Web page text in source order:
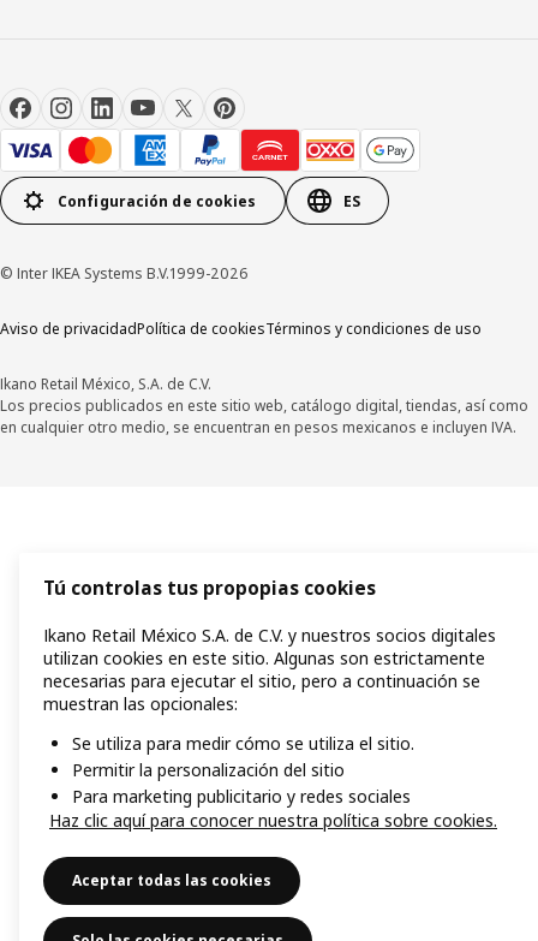
Configuración de cookies ES
© Inter IKEA Systems B.V.1999-2026
Aviso de privacidadPolítica de cookiesTérminos y condiciones de uso
Ikano Retail México, S.A. de C.V.
Los precios publicados en este sitio web, catálogo digital, tiendas, así como
en cualquier otro medio, se encuentran en pesos mexicanos e incluyen IVA.
Tú controlas tus propopias cookies
Ikano Retail México S.A. de C.V. y nuestros socios digitales
utilizan cookies en este sitio. Algunas son estrictamente
necesarias para ejecutar el sitio, pero a continuación se
muestran las opcionales:
Se utiliza para medir cómo se utiliza el sitio.
Permitir la personalización del sitio
Para marketing publicitario y redes sociales
Haz clic aquí para conocer nuestra política sobre cookies.
Aceptar todas las cookies